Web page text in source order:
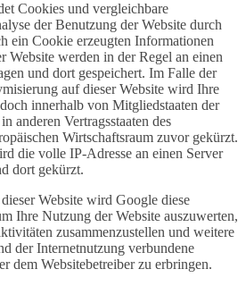
Cookies und vergleichbare
der Benutzung der Website durch
ein Cookie erzeugten Informationen
Website werden in der Regel an einen
und dort gespeichert. Im Falle der
auf dieser Website wird Ihre
innerhalb von Mitgliedstaaten der
anderen Vertragsstaaten des
Wirtschaftsraum zuvor gekürzt.
die volle IP-Adresse an einen Server
dort gekürzt.
Website wird Google diese
Ihre Nutzung der Website auszuwerten,
zusammenzustellen und weitere
der Internetnutzung verbundene
dem Websitebetreiber zu erbringen.